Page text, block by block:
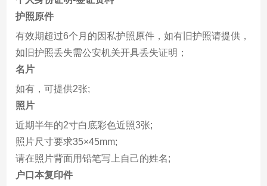
护照原件
有效期超过6个月的因私护照原件，如有旧护照请提供，
如旧护照丢失需公安机关开具丢失证明；
名片
如有，可提供2张;
照片
近期半年的2寸白底彩色近照3张;
照片尺寸要求35×45mm;
请在照片背面用铅笔写上自己的姓名;
户口本复印件